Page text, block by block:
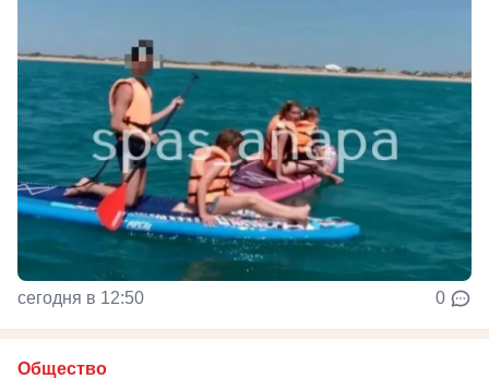
сегодня в 12:50 0
Общество